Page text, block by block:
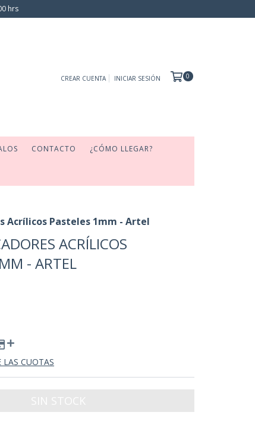
hrs
CREAR CUENTA INICIAR SESIÓN 0
CONTACTO ¿CÓMO LLEGAR?
Acrílicos Pasteles 1mm - Artel
ACRÍLICOS
- ARTEL
LAS CUOTAS